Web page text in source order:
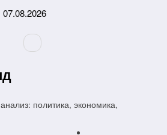
07.08.2026
политика, экономика,